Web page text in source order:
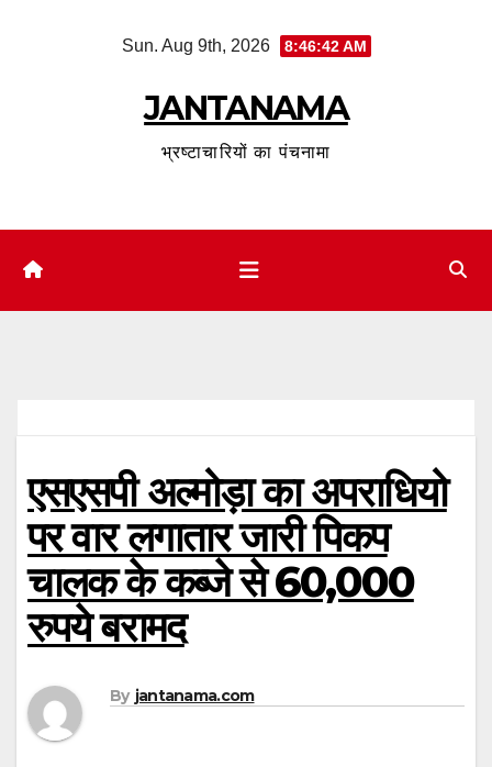
Sun. Aug 9th, 2026 8:46:43 AM
JANTANAMA
भ्रष्टाचारियों का पंचनामा
एसएसपी अल्मोड़ा का अपराधियो
पर वार लगातार जारी पिकप
चालक के कब्जे से 60,000
रुपये बरामद
By jantanama.com